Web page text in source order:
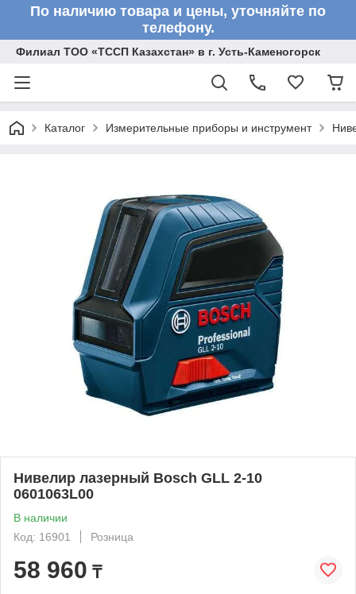
По наличию товара и цены, уточняйте по
телефону.
Филиал ТОО «ТССП Казахстан» в г. Усть-Каменогорск
Каталог Измерительные приборы и инструмент
Нивелир лазерный Bosch GLL 2-10
0601063L00
В наличии
Код: 16901
Розница
58 960 ₸